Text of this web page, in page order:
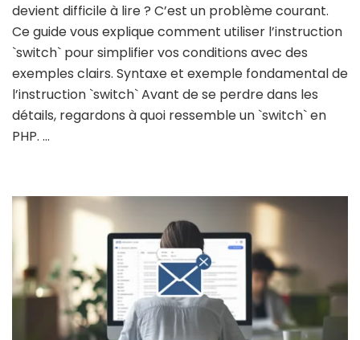
devient difficile à lire ? C’est un problème courant.
Ce guide vous explique comment utiliser l’instruction
`switch` pour simplifier vos conditions avec des
exemples clairs. Syntaxe et exemple fondamental de
l’instruction `switch` Avant de se perdre dans les
détails, regardons à quoi ressemble un `switch` en
PHP. …